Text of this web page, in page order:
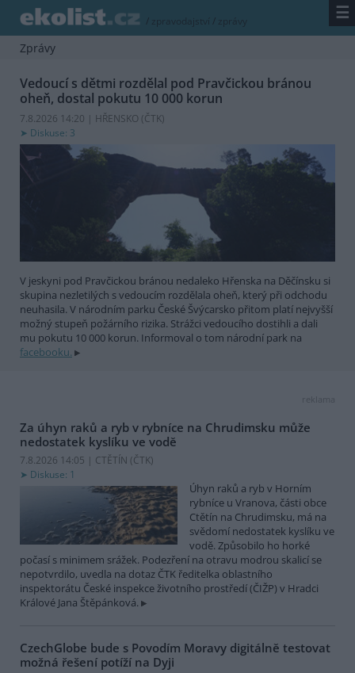
/ zpravodajství / zprávy ☰
Zprávy
Vedoucí s dětmi rozdělal pod Pravčickou bránou
oheň, dostal pokutu 10 000 korun
7.8.2026 14:20 | HŘENSKO (ČTK)
Diskuse: 3
V jeskyni pod Pravčickou bránou nedaleko Hřenska na Děčínsku si
skupina nezletilých s vedoucím rozdělala oheň, který při odchodu
neuhasila. V národním parku České Švýcarsko přitom platí nejvyšší
možný stupeň požárního rizika. Strážci vedoucího dostihli a dali
mu pokutu 10 000 korun. Informoval o tom národní park na
facebooku.
reklama
Za úhyn raků a ryb v rybníce na Chrudimsku může
nedostatek kyslíku ve vodě
7.8.2026 14:05 | CTĚTÍN (ČTK)
Diskuse: 1
Úhyn raků a ryb v Horním
rybníce u Vranova, části obce
Ctětín na Chrudimsku, má na
svědomí nedostatek kyslíku ve
vodě. Způsobilo ho horké
počasí s minimem srážek. Podezření na otravu modrou skalicí se
nepotvrdilo, uvedla na dotaz ČTK ředitelka oblastního
inspektorátu České inspekce životního prostředí (ČIŽP) v Hradci
Králové Jana Štěpánková.
CzechGlobe bude s Povodím Moravy digitálně testovat
možná řešení potíží na Dyji